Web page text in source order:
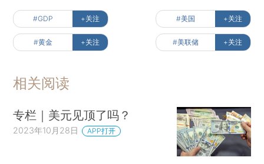
#GDP +关注 #美国 +关注
#黄金 +关注 #美联储 +关注
相关阅读
专栏｜美元见顶了吗？
2023年10月28日 APP打开